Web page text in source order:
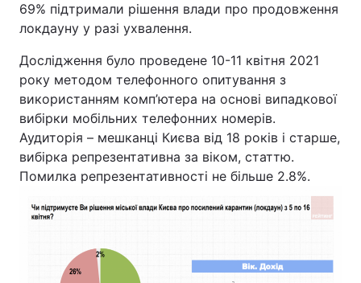
Здоров'я
Цікавинки Погода
Відео з Youtube Статті
Інтерв'ю Думки
Архів Вакансії
69% підтримали рішення влади про продовження
локдауну у разі ухвалення.
Дослідження було проведене 10-11 квітня 2021
року методом телефонного опитування з
використанням комп’ютера на основі випадкової
вибірки мобільних телефонних номерів.
Аудиторія – мешканці Києва від 18 років і старше,
вибірка репрезентативна за віком, статтю.
Помилка репрезентативності не більше 2.8%.